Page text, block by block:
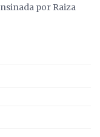
por Raiza